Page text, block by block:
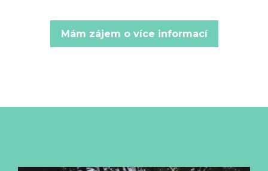
Mám zájem o více informací